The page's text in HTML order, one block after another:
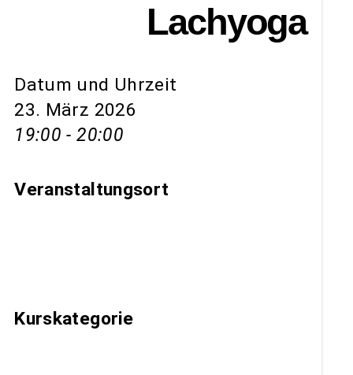
Lachyoga
Datum und Uhrzeit
23. März 2026
19:00 - 20:00
Veranstaltungsort
Kurskategorie